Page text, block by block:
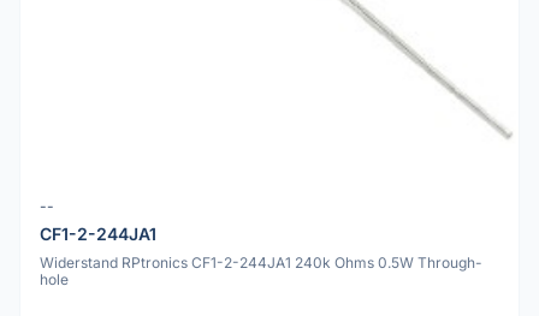
--
CF1-2-244JA1
Widerstand RPtronics CF1-2-244JA1 240k Ohms 0.5W Through-
hole